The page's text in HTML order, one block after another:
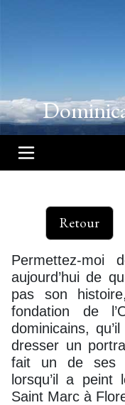
Retour
Permettez-moi
aujourd’hui de
pas son
fondation de
dominicains,
dresser un
fait un de ses
lorsqu’il a
Saint Marc à